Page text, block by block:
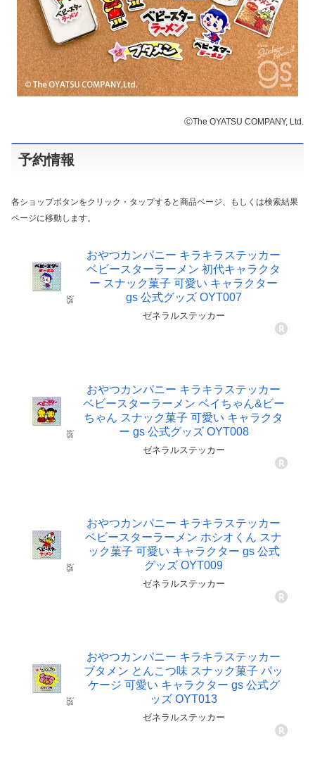
ⒸThe OYATSU COMPANY, Ltd.
予約情報
各ショップボタンをクリック・タップすると商品ページ、もしくは検索結果
ページに移動します。
おやつカンパニー キラキラステッカー
ベビースターラーメン 初代キャラクタ
ー スナック菓子 可愛い キャラクター
gs 公式グッズ OYT007
ゼネラルステッカー
おやつカンパニー キラキラステッカー
ベビースターラーメン ベイちゃん&ビー
ちゃん スナック菓子 可愛い キャラクタ
ー gs 公式グッズ OYT008
ゼネラルステッカー
おやつカンパニー キラキラステッカー
ベビースターラーメン ホシオくん スナ
ック菓子 可愛い キャラクター gs 公式
グッズ OYT009
ゼネラルステッカー
おやつカンパニー キラキラステッカー
ブタメン とんこつ味 スナック菓子 パッ
ケージ 可愛い キャラクター gs 公式グ
ッズ OYT013
ゼネラルステッカー